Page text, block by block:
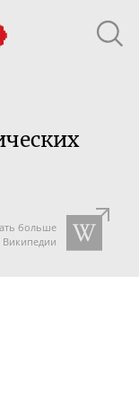
больше